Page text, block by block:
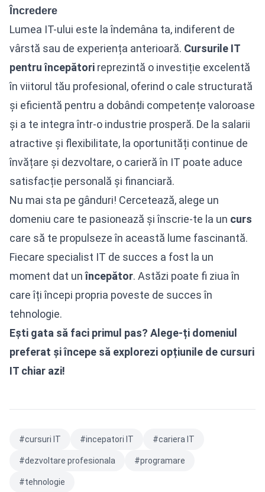
Încredere
Lumea IT-ului este la îndemâna ta, indiferent de
vârstă sau de experiența anterioară. Cursurile IT
pentru începători reprezintă o investiție excelentă
în viitorul tău profesional, oferind o cale structurată
și eficientă pentru a dobândi competențe valoroase
și a te integra într-o industrie prosperă. De la salarii
atractive și flexibilitate, la oportunități continue de
învățare și dezvoltare, o carieră în IT poate aduce
satisfacție personală și financiară.
Nu mai sta pe gânduri! Cercetează, alege un
domeniu care te pasionează și înscrie-te la un curs
care să te propulseze în această lume fascinantă.
Fiecare specialist IT de succes a fost la un
moment dat unîncepător. Astăzi poate fi ziua în
care îți începi propria poveste de succes în
tehnologie.
Ești gata să faci primul pas? Alege-ți domeniul
preferat și începe să explorezi opțiunile de cursuri
IT chiar azi!
#cursuri IT #incepatori IT #cariera IT
#dezvoltare profesionala #programare
#tehnologie